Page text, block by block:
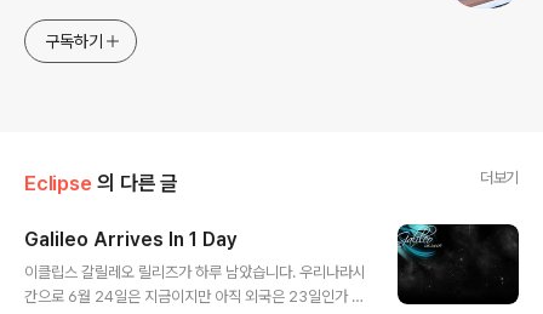
구독하기
Eclipse 의 다른 글 더보기
Galileo Arrives In 1 Day
이클립스 갈릴레오 릴리즈가 하루 남았습니다. 우리나라시
간으로 6월 24일은 지금이지만 아직 외국은 23일인가 봅